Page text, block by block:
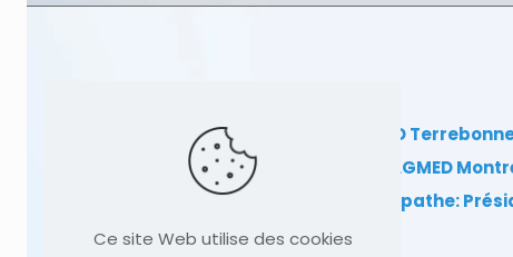
Clinique TAGMED
Clinique TAGMED
Dr Sylvain Desforges, ostéopathe:
Ce site Web utilise des cookies